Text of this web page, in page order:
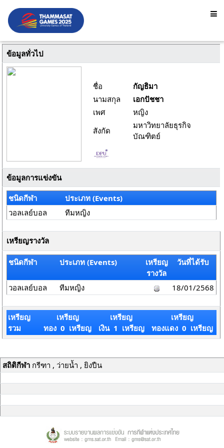
ข้อมูลทั่วไป
ชื่อ
กัญธิมา
นามสกุล
เอกปัชชา
เพศ
หญิง
สังกัด
มหาวิทยาลัยธุรกิจ
บัณฑิตย์
ข้อมูลการแข่งขัน
ชนิดกีฬา
ประเภท (Events)
วอลเลย์บอล
ทีมหญิง
เหรียญรางวัล
ชนิดกีฬา ประเภท (Events)
เหรียญ
รางวัล
วันที่ได้รับ
วอลเลย์บอล ทีมหญิง 18/01/2568
เหรียญ
รวม
เหรียญ
ทอง 0 เหรียญ
เหรียญ
เงิน 1 เหรียญ
เหรียญ
ทองแดง 0 เหรียญ
สถิติกีฬากรีฑา , ว่ายน้ำ , ยิงปืน